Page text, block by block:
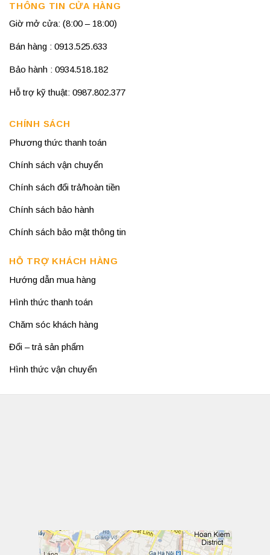
THÔNG TIN CỬA HÀNG
Giờ mở cửa: (8:00 – 18:00)
Bán hàng : 0913.525.633
Bảo hành : 0934.518.182
Hỗ trợ kỹ thuật: 0987.802.377
CHÍNH SÁCH
Phương thức thanh toán
Chính sách vận chuyển
Chính sách đổi trả/hoàn tiền
Chính sách bảo hành
Chính sách bảo mật thông tin
HỖ TRỢ KHÁCH HÀNG
Hướng dẫn mua hàng
Hình thức thanh toán
Chăm sóc khách hàng
Đổi – trả sản phẩm
Hình thức vận chuyển